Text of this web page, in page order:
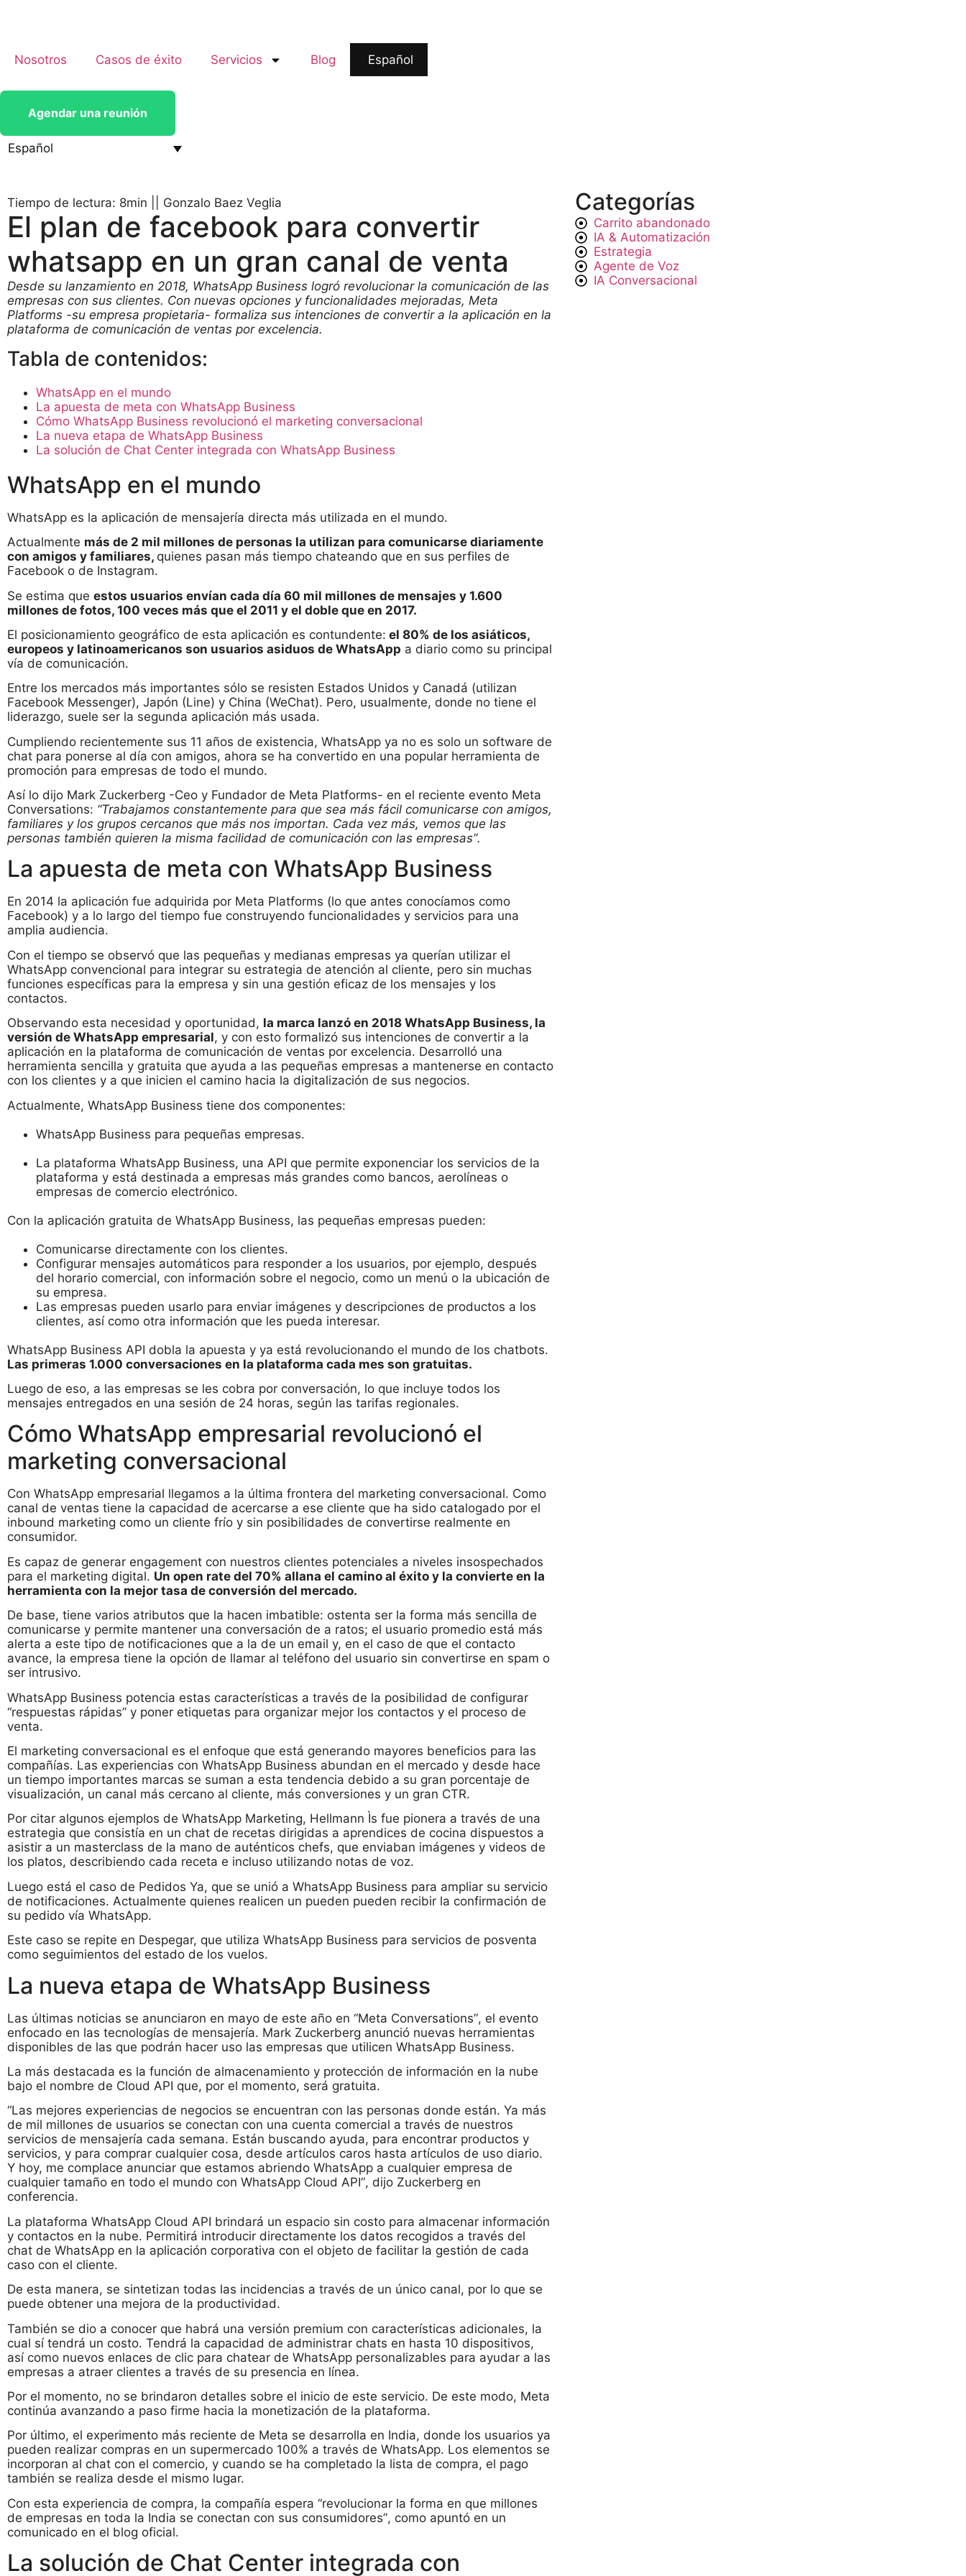
Nosotros Casos de éxito Servicios Blog Español
Agendar una reunión
Español
Tiempo de lectura: 8min Gonzalo Baez Veglia
El plan de facebook para convertir
whatsapp en un gran canal de venta
Desde su lanzamiento en 2018, WhatsApp Business logró revolucionar la comunicación de las
empresas con sus clientes. Con nuevas opciones y funcionalidades mejoradas, Meta
Platforms -su empresa propietaria- formaliza sus intenciones de convertir a la aplicación en la
plataforma de comunicación de ventas por excelencia.
Tabla de contenidos:
WhatsApp en el mundo
La apuesta de meta con WhatsApp Business
Cómo WhatsApp Business revolucionó el marketing conversacional
La nueva etapa de WhatsApp Business
La solución de Chat Center integrada con WhatsApp Business
WhatsApp en el mundo
WhatsApp es la aplicación de mensajería directa más utilizada en el mundo.
Actualmente más de 2 mil millones de personas la utilizan para comunicarse diariamente
con amigos y familiares, quienes pasan más tiempo chateando que en sus perfiles de
Facebook o de Instagram.
Se estima que estos usuarios envían cada día 60 mil millones de mensajes y 1.600
millones de fotos, 100 veces más que el 2011 y el doble que en 2017.
El posicionamiento geográfico de esta aplicación es contundente: el 80% de los asiáticos,
europeos y latinoamericanos son usuarios asiduos de WhatsApp a diario como su principal
vía de comunicación.
Entre los mercados más importantes sólo se resisten Estados Unidos y Canadá (utilizan
Facebook Messenger), Japón (Line) y China (WeChat). Pero, usualmente, donde no tiene el
liderazgo, suele ser la segunda aplicación más usada.
Cumpliendo recientemente sus 11 años de existencia, WhatsApp ya no es solo un software de
chat para ponerse al día con amigos, ahora se ha convertido en una popular herramienta de
promoción para empresas de todo el mundo.
Así lo dijo Mark Zuckerberg -Ceo y Fundador de Meta Platforms- en el reciente evento Meta
Conversations: “Trabajamos constantemente para que sea más fácil comunicarse con amigos,
familiares y los grupos cercanos que más nos importan. Cada vez más, vemos que las
personas también quieren la misma facilidad de comunicación con las empresas”.
La apuesta de meta con WhatsApp Business
En 2014 la aplicación fue adquirida por Meta Platforms (lo que antes conocíamos como
Facebook) y a lo largo del tiempo fue construyendo funcionalidades y servicios para una
amplia audiencia.
Con el tiempo se observó que las pequeñas y medianas empresas ya querían utilizar el
WhatsApp convencional para integrar su estrategia de atención al cliente, pero sin muchas
funciones específicas para la empresa y sin una gestión eficaz de los mensajes y los
contactos.
Observando esta necesidad y oportunidad, la marca lanzó en 2018 WhatsApp Business, la
versión de WhatsApp empresarial, y con esto formalizó sus intenciones de convertir a la
aplicación en la plataforma de comunicación de ventas por excelencia. Desarrolló una
herramienta sencilla y gratuita que ayuda a las pequeñas empresas a mantenerse en contacto
con los clientes y a que inicien el camino hacia la digitalización de sus negocios.
Actualmente, WhatsApp Business tiene dos componentes:
WhatsApp Business para pequeñas empresas.
La plataforma WhatsApp Business, una API que permite exponenciar los servicios de la
plataforma y está destinada a empresas más grandes como bancos, aerolíneas o
empresas de comercio electrónico.
Con la aplicación gratuita de WhatsApp Business, las pequeñas empresas pueden:
Comunicarse directamente con los clientes.
Configurar mensajes automáticos para responder a los usuarios, por ejemplo, después
del horario comercial, con información sobre el negocio, como un menú o la ubicación de
su empresa.
Las empresas pueden usarlo para enviar imágenes y descripciones de productos a los
clientes, así como otra información que les pueda interesar.
WhatsApp Business API dobla la apuesta y ya está revolucionando el mundo de los chatbots.
Las primeras 1.000 conversaciones en la plataforma cada mes son gratuitas.
Luego de eso, a las empresas se les cobra por conversación, lo que incluye todos los
mensajes entregados en una sesión de 24 horas, según las tarifas regionales.
Cómo WhatsApp empresarial revolucionó el
marketing conversacional
Con WhatsApp empresarial llegamos a la última frontera del marketing conversacional. Como
canal de ventas tiene la capacidad de acercarse a ese cliente que ha sido catalogado por el
inbound marketing como un cliente frío y sin posibilidades de convertirse realmente en
consumidor.
Es capaz de generar engagement con nuestros clientes potenciales a niveles insospechados
para el marketing digital. Un open rate del 70% allana el camino al éxito y la convierte en la
herramienta con la mejor tasa de conversión del mercado.
De base, tiene varios atributos que la hacen imbatible: ostenta ser la forma más sencilla de
comunicarse y permite mantener una conversación de a ratos; el usuario promedio está más
alerta a este tipo de notificaciones que a la de un email y, en el caso de que el contacto
avance, la empresa tiene la opción de llamar al teléfono del usuario sin convertirse en spam o
ser intrusivo.
WhatsApp Business potencia estas características a través de la posibilidad de configurar
“respuestas rápidas” y poner etiquetas para organizar mejor los contactos y el proceso de
venta.
El marketing conversacional es el enfoque que está generando mayores beneficios para las
compañías. Las experiencias con WhatsApp Business abundan en el mercado y desde hace
un tiempo importantes marcas se suman a esta tendencia debido a su gran porcentaje de
visualización, un canal más cercano al cliente, más conversiones y un gran CTR.
Por citar algunos ejemplos de WhatsApp Marketing, Hellmann Ìs fue pionera a través de una
estrategia que consistía en un chat de recetas dirigidas a aprendices de cocina dispuestos a
asistir a un masterclass de la mano de auténticos chefs, que enviaban imágenes y videos de
los platos, describiendo cada receta e incluso utilizando notas de voz.
Luego está el caso de Pedidos Ya, que se unió a WhatsApp Business para ampliar su servicio
de notificaciones. Actualmente quienes realicen un pueden pueden recibir la confirmación de
su pedido vía WhatsApp.
Este caso se repite en Despegar, que utiliza WhatsApp Business para servicios de posventa
como seguimientos del estado de los vuelos.
La nueva etapa de WhatsApp Business
Las últimas noticias se anunciaron en mayo de este año en “Meta Conversations”, el evento
enfocado en las tecnologías de mensajería. Mark Zuckerberg anunció nuevas herramientas
disponibles de las que podrán hacer uso las empresas que utilicen WhatsApp Business.
La más destacada es la función de almacenamiento y protección de información en la nube
bajo el nombre de Cloud API que, por el momento, será gratuita.
“Las mejores experiencias de negocios se encuentran con las personas donde están. Ya más
de mil millones de usuarios se conectan con una cuenta comercial a través de nuestros
servicios de mensajería cada semana. Están buscando ayuda, para encontrar productos y
servicios, y para comprar cualquier cosa, desde artículos caros hasta artículos de uso diario.
Y hoy, me complace anunciar que estamos abriendo WhatsApp a cualquier empresa de
cualquier tamaño en todo el mundo con WhatsApp Cloud API”, dijo Zuckerberg en
conferencia.
La plataforma WhatsApp Cloud API brindará un espacio sin costo para almacenar información
y contactos en la nube. Permitirá introducir directamente los datos recogidos a través del
chat de WhatsApp en la aplicación corporativa con el objeto de facilitar la gestión de cada
caso con el cliente.
De esta manera, se sintetizan todas las incidencias a través de un único canal, por lo que se
puede obtener una mejora de la productividad.
También se dio a conocer que habrá una versión premium con características adicionales, la
cual sí tendrá un costo. Tendrá la capacidad de administrar chats en hasta 10 dispositivos,
así como nuevos enlaces de clic para chatear de WhatsApp personalizables para ayudar a las
empresas a atraer clientes a través de su presencia en línea.
Por el momento, no se brindaron detalles sobre el inicio de este servicio. De este modo, Meta
continúa avanzando a paso firme hacia la monetización de la plataforma.
Por último, el experimento más reciente de Meta se desarrolla en India, donde los usuarios ya
pueden realizar compras en un supermercado 100% a través de WhatsApp. Los elementos se
incorporan al chat con el comercio, y cuando se ha completado la lista de compra, el pago
también se realiza desde el mismo lugar.
Con esta experiencia de compra, la compañía espera “revolucionar la forma en que millones
de empresas en toda la India se conectan con sus consumidores”, como apuntó en un
comunicado en el blog oficial.
La solución de Chat Center integrada con
Categorías
Carrito abandonado
IA & Automatización
Estrategia
Agente de Voz
IA Conversacional